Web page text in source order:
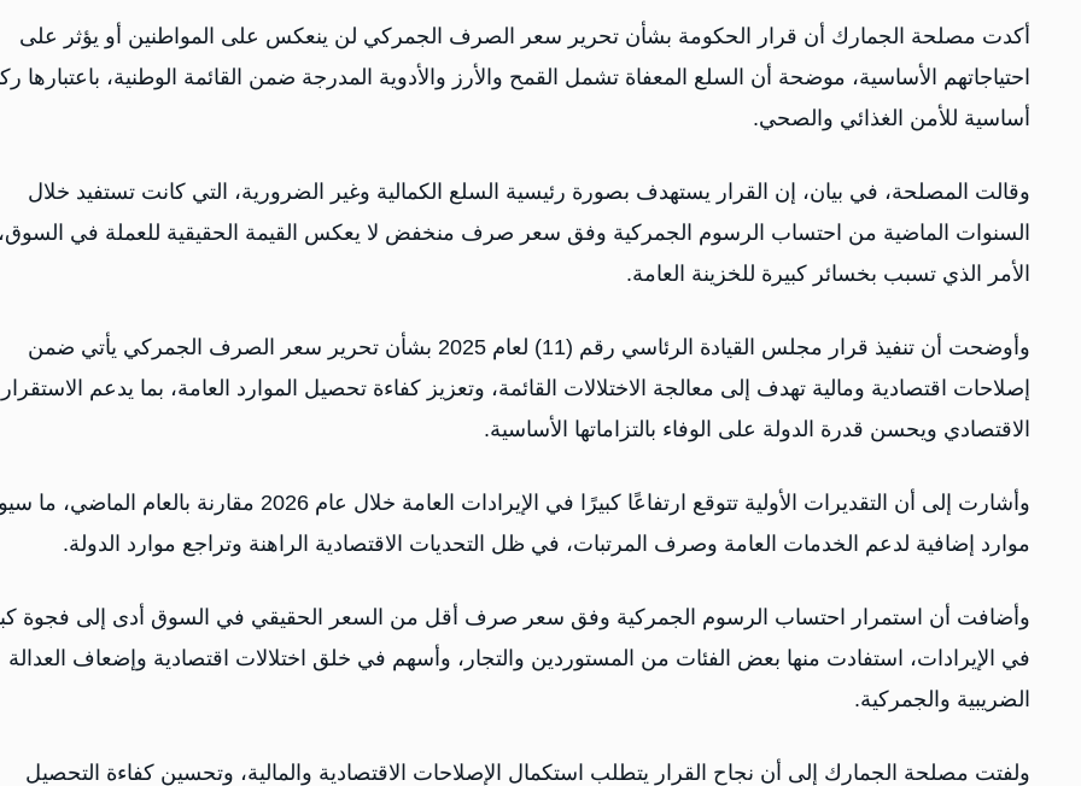
أكدت مصلحة الجمارك أن قرار الحكومة بشأن تحرير سعر الصرف الجمركي لن ينعكس على المواطنين أو يؤثر على
احتياجاتهم الأساسية، موضحة أن السلع المعفاة تشمل القمح والأرز والأدوية المدرجة ضمن القائمة الوطنية، باعتبارها
أساسية للأمن الغذائي والصحي.
وقالت المصلحة، في بيان، إن القرار يستهدف بصورة رئيسية السلع الكمالية وغير الضرورية، التي كانت تستفيد خلال
السنوات الماضية من احتساب الرسوم الجمركية وفق سعر صرف منخفض لا يعكس القيمة الحقيقية للعملة في
الأمر الذي تسبب بخسائر كبيرة للخزينة العامة.
وأوضحت أن تنفيذ قرار مجلس القيادة الرئاسي رقم (11) لعام 2025 بشأن تحرير سعر الصرف الجمركي يأتي ضمن
إصلاحات اقتصادية ومالية تهدف إلى معالجة الاختلالات القائمة، وتعزيز كفاءة تحصيل الموارد العامة، بما يدعم الاستقرار
الاقتصادي ويحسن قدرة الدولة على الوفاء بالتزاماتها الأساسية.
وأشارت إلى أن التقديرات الأولية تتوقع ارتفاعًا كبيرًا في الإيرادات العامة خلال عام 2026 مقارنة بالعام
موارد إضافية لدعم الخدمات العامة وصرف المرتبات، في ظل التحديات الاقتصادية الراهنة وتراجع موارد الدولة.
وأضافت أن استمرار احتساب الرسوم الجمركية وفق سعر صرف أقل من السعر الحقيقي في السوق أدى إلى فجوة
في الإيرادات، استفادت منها بعض الفئات من المستوردين والتجار، وأسهم في خلق اختلالات اقتصادية وإضعاف العدالة
الضريبية والجمركية.
ولفتت مصلحة الجمارك إلى أن نجاح القرار يتطلب استكمال الإصلاحات الاقتصادية والمالية، وتحسين كفاءة التحصيل